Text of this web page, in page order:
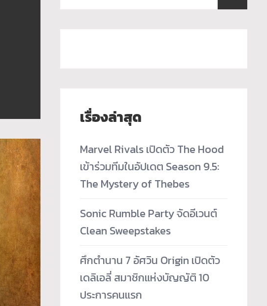
เรื่องล่าสุด
Marvel Rivals เปิดตัว The Hood
เข้าร่วมทีมในอัปเดต Season 9.5:
The Mystery of Thebes
Sonic Rumble Party จัดอีเวนต์
Clean Sweepstakes
ศึกตำนาน 7 อัศวิน Origin เปิดตัว
เดลิเอลี่ สมาชิกแห่งบัญญัติ 10
ประการคนแรก